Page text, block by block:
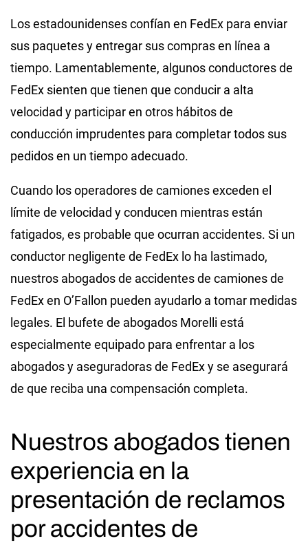
Los estadounidenses confían en FedEx para enviar
sus paquetes y entregar sus compras en línea a
tiempo. Lamentablemente, algunos conductores de
FedEx sienten que tienen que conducir a alta
velocidad y participar en otros hábitos de
conducción imprudentes para completar todos sus
pedidos en un tiempo adecuado.
Cuando los operadores de camiones exceden el
límite de velocidad y conducen mientras están
fatigados, es probable que ocurran accidentes. Si un
conductor negligente de FedEx lo ha lastimado,
nuestros abogados de accidentes de camiones de
FedEx en O’Fallon pueden ayudarlo a tomar medidas
legales. El bufete de abogados Morelli está
especialmente equipado para enfrentar a los
abogados y aseguradoras de FedEx y se asegurará
de que reciba una compensación completa.
Nuestros abogados tienen
experiencia en la
presentación de reclamos
por accidentes de